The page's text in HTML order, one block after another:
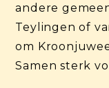
andere
Teylingen of
om
Samen sterk